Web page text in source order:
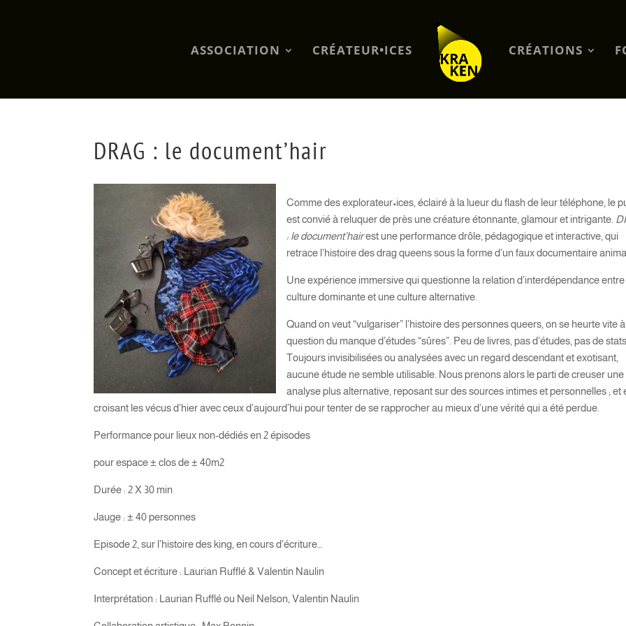
ASSOCIATION CRÉATEUR•ICES CRÉATIONS
DRAG : le document’hair
Comme des explorateur•ices, éclairé à la lueur du flash de leur téléphone, le
est convié à reluquer de près une créature étonnante, glamour et intrigante.
: le document’hairest une performance drôle, pédagogique et interactive, qui
retrace l’histoire des drag queens sous la forme d’un faux documentaire
Une expérience immersive qui questionne la relation d’interdépendance
culture dominante et une culture alternative.
Quand on veut “vulgariser” l’histoire des personnes queers, on se heurte vite
question du manque d’études “sûres”. Peu de livres, pas d’études, pas de stats.
Toujours invisibilisées ou analysées avec un regard descendant et exotisant,
aucune étude ne semble utilisable. Nous prenons alors le parti de creuser une
analyse plus alternative, reposant sur des sources intimes et personnelles ; et
croisant les vécus d’hier avec ceux d’aujourd’hui pour tenter de se rapprocher au mieux d’une vérité qui a été perdue.
Performance pour lieux non-dédiés en 2 épisodes
pour espace ± clos de ± 40m2
Durée : 2 X 30 min
Jauge : ± 40 personnes
Episode 2, sur l’histoire des king, en cours d’écriture…
Concept et écriture : Laurian Rufflé & Valentin Naulin
Interprétation : Laurian Rufflé ou Neil Nelson, Valentin Naulin